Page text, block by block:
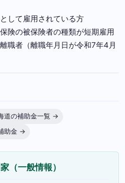
して雇用されている方
険の被保険者の種類が短期雇用
職者（離職年月日が令和7年4月
道の補助金一覧 →
助金 →
（一般情報）